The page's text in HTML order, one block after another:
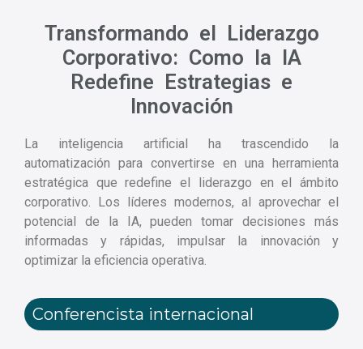
Transformando el Liderazgo
Corporativo: Como la IA
Redefine Estrategias e
Innovación
La inteligencia artificial ha trascendido la
automatización para convertirse en una herramienta
estratégica que redefine el liderazgo en el ámbito
corporativo. Los líderes modernos, al aprovechar el
potencial de la IA, pueden tomar decisiones más
informadas y rápidas, impulsar la innovación y
optimizar la eficiencia operativa.
Conferencista internacional